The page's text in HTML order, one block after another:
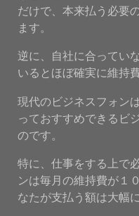
だけで、本来払う必要
ます。
逆に、自社に合ってい
いるとほぼ確実に維持
現代のビジネスフォン
っておすすめできるビ
のです。
特に、仕事をする上で
ンは毎月の維持費が１
なたが支払う額は大幅